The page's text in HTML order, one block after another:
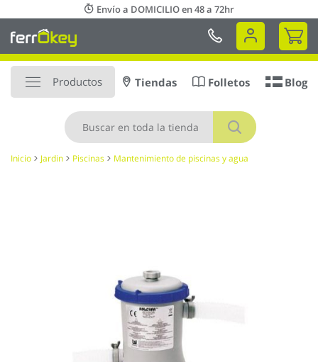
al
contenido
Envío a DOMICILIO en 48 a 72hr
Mi
Productos
Buscar
Tiendas Folletos Blog
Inicio Jardin Piscinas Mantenimiento de piscinas y agua